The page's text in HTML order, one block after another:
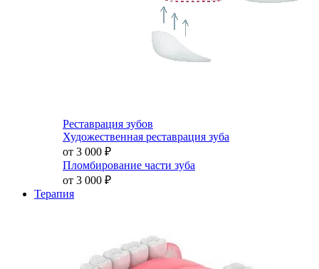
Реставрация зубов
Художественная реставрация зуба
от 3 000 ₽
Пломбирование части зуба
от 3 000 ₽
Терапия